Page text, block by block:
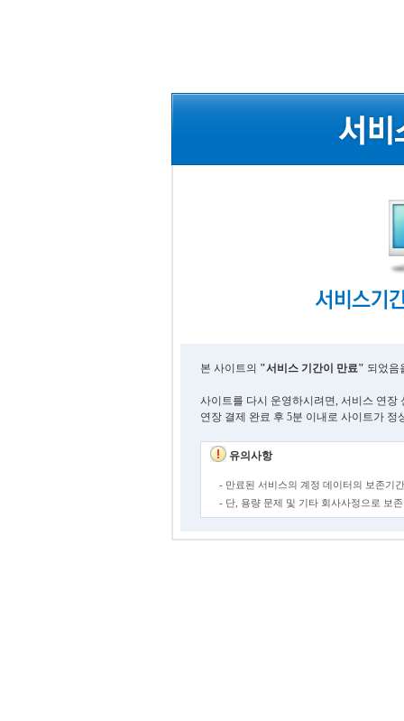
본 사이트의 "서비스 기간이 만료" 되었음
사이트를 다시 운영하시려면, 서비스 연장
연장 결제 완료 후 5분 이내로 사이트가 정
유의사항
- 만료된 서비스의 계정 데이터의 보존기
- 단, 용량 문제 및 기타 회사사정으로 보